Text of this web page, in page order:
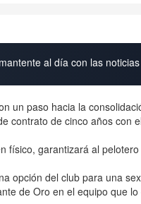
al día con las
un paso hacia la
contrato de cinco años con
físico, garantizará al
opción del club para una
de Oro en el equipo que